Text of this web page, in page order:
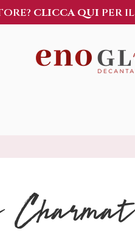
CLICCA QUI PER